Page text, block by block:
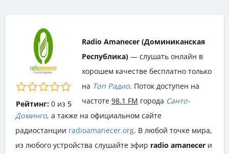
Рейтинг: 0из 5
Radio Amanecer (Доминиканская
Республика) — слушать онлайн в
хорошем качестве бесплатно только
на Топ Радио. Поток доступен на
частоте 98.1 FM города Санто-
Доминго, а также на официальном сайте
радиостанции radioamanecer.org. В любой точке мира,
из любого устройства слушайте эфир radio amanecer и